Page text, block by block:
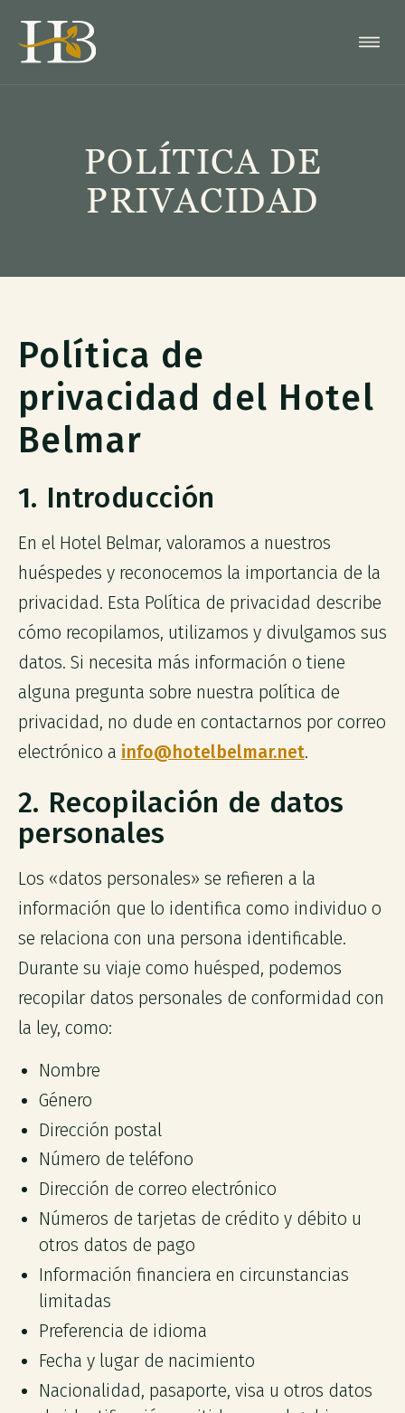
POLÍTICA DE
PRIVACIDAD
Política de
privacidad del Hotel
Belmar
1. Introducción
En el Hotel Belmar, valoramos a nuestros
huéspedes y reconocemos la importancia de la
privacidad. Esta Política de privacidad describe
cómo recopilamos, utilizamos y divulgamos sus
datos. Si necesita más información o tiene
alguna pregunta sobre nuestra política de
privacidad, no dude en contactarnos por correo
electrónico a info@hotelbelmar.net.
2. Recopilación de datos
personales
Los «datos personales» se refieren a la
información que lo identifica como individuo o
se relaciona con una persona identificable.
Durante su viaje como huésped, podemos
recopilar datos personales de conformidad con
la ley, como:
Nombre
Género
Dirección postal
Número de teléfono
Dirección de correo electrónico
Números de tarjetas de crédito y débito u
otros datos de pago
Información financiera en circunstancias
limitadas
Preferencia de idioma
Fecha y lugar de nacimiento
Nacionalidad, pasaporte, visa u otros datos